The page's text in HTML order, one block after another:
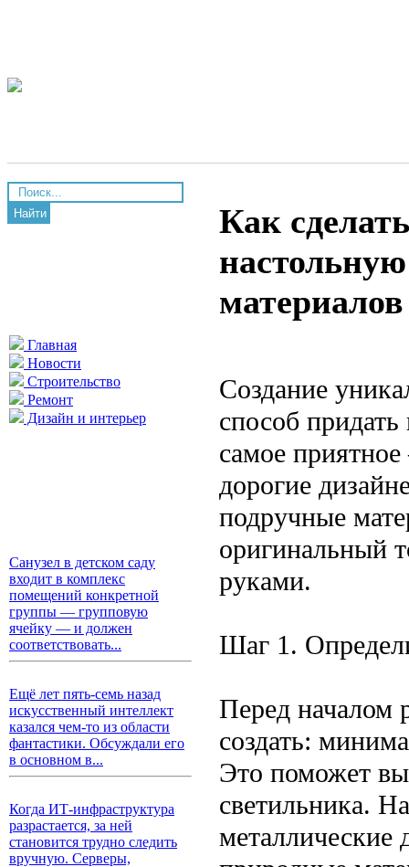
Найти
Главная
Новости
Строительство
Ремонт
Дизайн и интерьер
Санузел в детском саду
входит в комплекс
помещений конкретной
группы — групповую
ячейку — и должен
соответствовать...
Ещё лет пять-семь назад
искусственный интеллект
казался чем-то из области
фантастики. Обсуждали его
в основном в...
Когда ИТ-инфраструктура
разрастается, за ней
становится трудно следить
вручную. Серверы,
Как
материалов
Создание
способ
самое
дорогие
подручные
оригинальный
руками.
Шаг 1.
Перед началом
создать:
Это поможет
светильника.
металлические